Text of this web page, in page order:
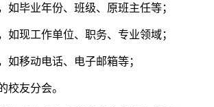
如毕业年份、 班级、原班主任等；
如现工作单位、职务、专业领域；
如移动电话、电子邮箱等；
校友分会。